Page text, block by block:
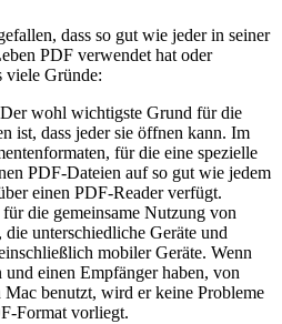
dass so gut wie jeder in seiner
PDF verwendet hat oder
viele Gründe:
Der wohl wichtigste Grund für die
ist, dass jeder sie öffnen kann. Im
für die eine spezielle
PDF-Dateien auf so gut wie jedem
einen PDF-Reader verfügt.
die gemeinsame Nutzung von
unterschiedliche Geräte und
mobiler Geräte. Wenn
und einen Empfänger haben, von
Mac benutzt, wird er keine Probleme
Format vorliegt.